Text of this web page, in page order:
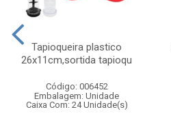
Tapioqueira plastico
26x11cm,sortida tapioqu
Código: 006452
Embalagem: Unidade
Caixa Com: 24 Unidade(s)